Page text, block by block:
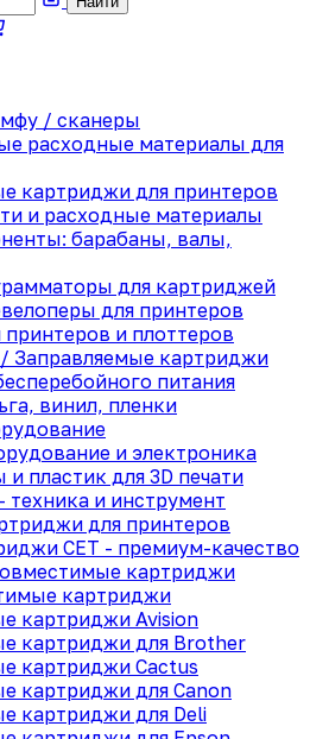
/ сканеры
расходные материалы для
картриджи для принтеров
и расходные материалы
барабаны, валы,
для картриджей
для принтеров
принтеров и плоттеров
картриджи
питания
винил, пленки
и электроника
и пластик для 3D печати
техника и инструмент
для принтеров
CET - премиум-качество
картриджи
картриджи
картриджи Avision
картриджи для Brother
картриджи Cactus
картриджи для Canon
картриджи для Deli